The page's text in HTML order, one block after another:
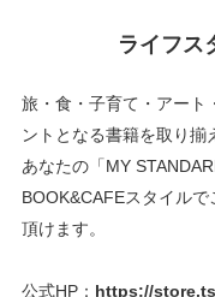
ライフス
旅・食・子育て・アート
ントとなる書籍を取り揃
あなたの「MY
BOOK&CAFEスタイル
頂けます。
公式HP： https://